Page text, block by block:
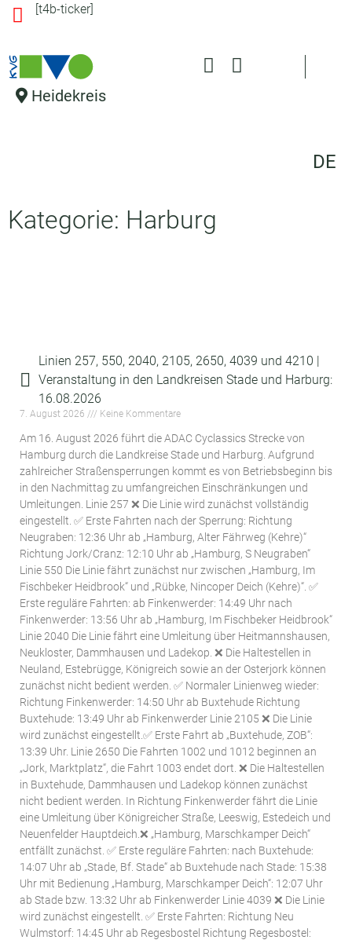
in
[t4b-ticker]
DE
Heidekreis
Kategorie: Harburg
Linien 257, 550, 2040, 2105, 2650, 4039 und 4210 |
Veranstaltung in den Landkreisen Stade und Harburg:
16.08.2026
7. August 2026 Keine Kommentare
Am 16. August 2026 führt die ADAC Cyclassics Strecke von
Hamburg durch die Landkreise Stade und Harburg. Aufgrund
zahlreicher Straßensperrungen kommt es von Betriebsbeginn bis
in den Nachmittag zu umfangreichen Einschränkungen und
Umleitungen. Linie 257 ❌ Die Linie wird zunächst vollständig
eingestellt. ✅ Erste Fahrten nach der Sperrung: Richtung
Neugraben: 12:36 Uhr ab „Hamburg, Alter Fährweg (Kehre)“
Richtung Jork/Cranz: 12:10 Uhr ab „Hamburg, S Neugraben“
Linie 550 Die Linie fährt zunächst nur zwischen „Hamburg, Im
Fischbeker Heidbrook“ und „Rübke, Nincoper Deich (Kehre)“. ✅
Erste reguläre Fahrten: ab Finkenwerder: 14:49 Uhr nach
Finkenwerder: 13:56 Uhr ab „Hamburg, Im Fischbeker Heidbrook“
Linie 2040 Die Linie fährt eine Umleitung über Heitmannshausen,
Neukloster, Dammhausen und Ladekop. ❌ Die Haltestellen in
Neuland, Estebrügge, Königreich sowie an der Osterjork können
zunächst nicht bedient werden. ✅ Normaler Linienweg wieder:
Richtung Finkenwerder: 14:50 Uhr ab Buxtehude Richtung
Buxtehude: 13:49 Uhr ab Finkenwerder Linie 2105 ❌ Die Linie
wird zunächst eingestellt.✅ Erste Fahrt ab „Buxtehude, ZOB“:
13:39 Uhr. Linie 2650 Die Fahrten 1002 und 1012 beginnen an
„Jork, Marktplatz“, die Fahrt 1003 endet dort. ❌ Die Haltestellen
in Buxtehude, Dammhausen und Ladekop können zunächst
nicht bedient werden. In Richtung Finkenwerder fährt die Linie
eine Umleitung über Königreicher Straße, Leeswig, Estedeich und
Neuenfelder Hauptdeich.❌ „Hamburg, Marschkamper Deich“
entfällt zunächst. ✅ Erste reguläre Fahrten: nach Buxtehude:
14:07 Uhr ab „Stade, Bf. Stade“ ab Buxtehude nach Stade: 15:38
Uhr mit Bedienung „Hamburg, Marschkamper Deich“: 12:07 Uhr
ab Stade bzw. 13:32 Uhr ab Finkenwerder Linie 4039 ❌ Die Linie
wird zunächst eingestellt. ✅ Erste Fahrten: Richtung Neu
Wulmstorf: 14:45 Uhr ab Regesbostel Richtung Regesbostel: